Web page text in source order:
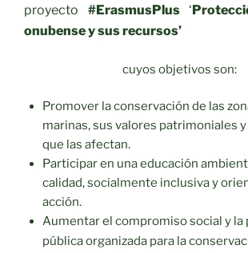
proyecto #ErasmusPlus ‘
onubense y sus recursos’
cuyos objetivos son:
Promover la conservación de las
marinas, sus valores patrimoniales
que las afectan.
Participar en una educación
calidad, socialmente inclusiva y
acción.
Aumentar el compromiso social y la
pública organizada para la